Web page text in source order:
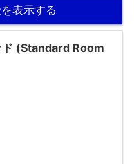
表示する
ド (Standard Room